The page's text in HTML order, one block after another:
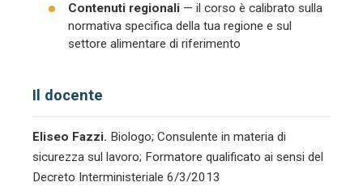
Contenuti regionali — il corso è calibrato sulla
normativa specifica della tua regione e sul
settore alimentare di riferimento
Il docente
Eliseo Fazzi. Biologo; Consulente in materia di
sicurezza sul lavoro; Formatore qualificato ai sensi del
Decreto Interministeriale 6/3/2013